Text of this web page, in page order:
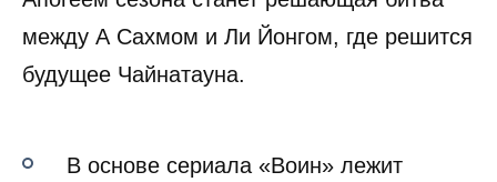
между А Сахмом и Ли Йонгом, где решится
будущее Чайнатауна.
В основе сериала «Воин» лежит